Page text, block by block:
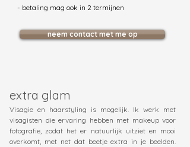
- betaling mag ook in 2 termijnen
neem contact met me op
extra glam
Visagie en haarstyling is mogelijk. Ik werk met
visagisten die ervaring hebben met makeup voor
fotografie, zodat het er natuurlijk uitziet en mooi
overkomt, met net dat beetje extra in je beelden.